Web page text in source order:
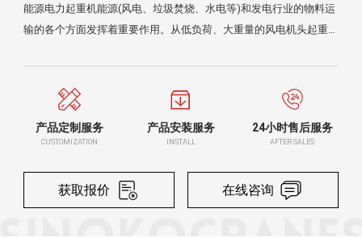
能源电力起重机能源(风电、垃圾焚烧、水电等)和发电行业的物料运
输的各个方面发挥着重要作用。从低负荷、大重量的风电机头起重
报河南省重大专项项目。主要应用领域有：风力发电站、火力发电
厂、核力发电站
产品定制服务
CUSTOMIZATION
产品安装服务
INSTALL
24小时售后服务
AFTER SALES
获取报价 在线咨询